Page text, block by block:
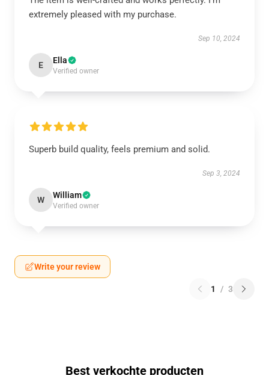
extremely pleased with my purchase.
Sep 10, 2024
E Ella
Verified owner
Superb build quality, feels premium and solid.
Sep 3, 2024
W William
Verified owner
Write your review
1 / 3
Best verkochte producten